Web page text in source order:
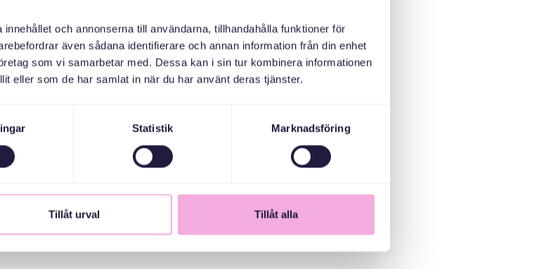
och annonserna till användarna, tillhandahålla funktioner för
även sådana identifierare och annan information från din enhet
som vi samarbetar med. Dessa kan i sin tur kombinera informationen
eller som de har samlat in när du har använt deras tjänster.
Statistik Marknadsföring
Tillåt urval Tillåt alla